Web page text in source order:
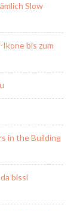
Slow
bis zum
in the Building
bissi